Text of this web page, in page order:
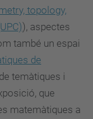
topology,
), aspectes
també un espai
de
temàtiques i
que
matemàtiques a